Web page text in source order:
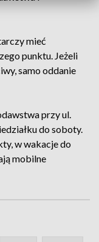
mieć
punktu. Jeżeli
samo oddanie
przy ul.
do soboty.
w wakacje do
mobilne